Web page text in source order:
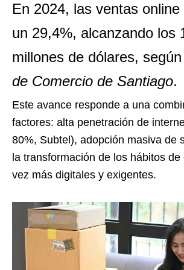
En 2024, las ventas online
un 29,4%, alcanzando los
millones de dólares,
de Comercio de Santiago.
Este avance responde a una
factores: alta penetración de
80%, Subtel), adopción masiva de
la transformación de los hábitos
vez más digitales y exigentes.